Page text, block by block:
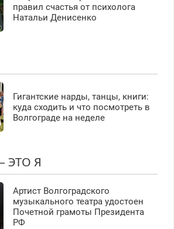
правил счастья от психолога
Натальи Денисенко
Гигантские нарды, танцы, книги:
куда сходить и что посмотреть в
Волгограде на неделе
ЭТО Я
Артист Волгоградского
музыкального театра удостоен
Почетной грамоты Президента
РФ